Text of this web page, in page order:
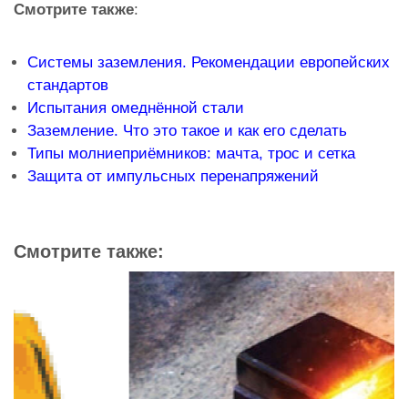
Смотрите также:
Системы заземления. Рекомендации европейских
стандартов
Испытания омеднённой стали
Заземление. Что это такое и как его сделать
Типы молниеприёмников: мачта, трос и сетка
Защита от импульсных перенапряжений
Смотрите также: